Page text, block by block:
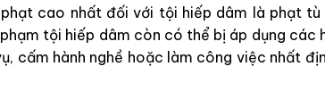
cao nhất đối với tội hiếp dâm là phạt
tội hiếp dâm còn có thể bị áp dụng các
cấm hành nghề hoặc làm công việc nhất